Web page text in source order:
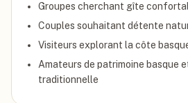
Groupes cherchant gîte
Couples souhaitant détente
Visiteurs explorant la côte
Amateurs de patrimoine basque
traditionnelle